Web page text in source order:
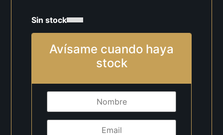
Sin stock
Avísame cuando haya
stock